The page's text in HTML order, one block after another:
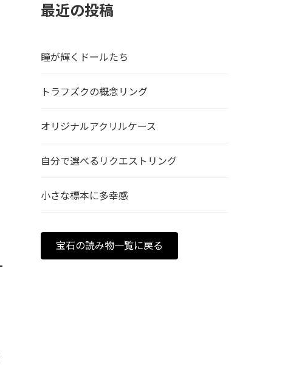
最近の投稿
瞳が輝くドールたち
トラフズクの概念リング
オリジナルアクリルケース
自分で選べるリクエストリング
小さな標本に多幸感
宝石の読み物一覧に戻る